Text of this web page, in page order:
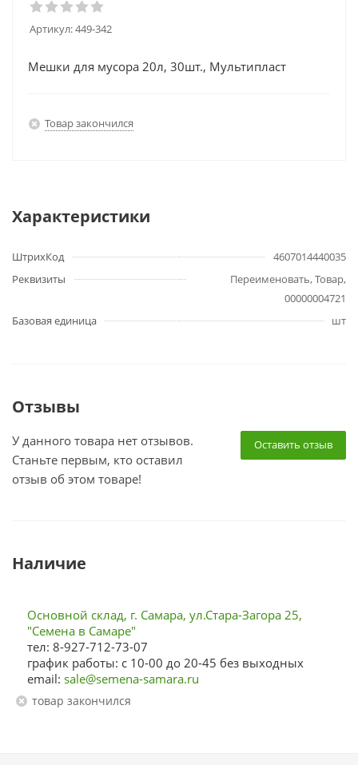
Артикул:449-342
Мешки для мусора 20л, 30шт., Мультипласт
Товар закончился
Характеристики
ШтрихКод
4607014440035
Реквизиты
Переименовать, Товар,
00000004721
Базовая единица
шт
Отзывы
Оставить отзыв
У данного товара нет отзывов.
Станьте первым, кто оставил
отзыв об этом товаре!
Наличие
Основной склад, г. Самара, ул.Стара-Загора 25,
"Семена в Самаре"
тел: 8-927-712-73-07
график работы: с 10-00 до 20-45 без выходных
email: sale@semena-samara.ru
Товар закончился